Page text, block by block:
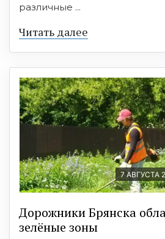
различные ...
Читать далее
7 АВГУСТА
Дорожники Брянска
зелёные зоны